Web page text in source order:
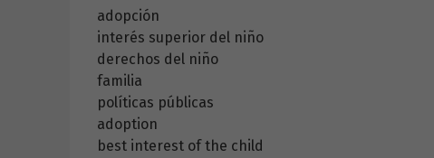
adopción
interés superior del niño
derechos del niño
familia
políticas públicas
adoption
best interest of the child